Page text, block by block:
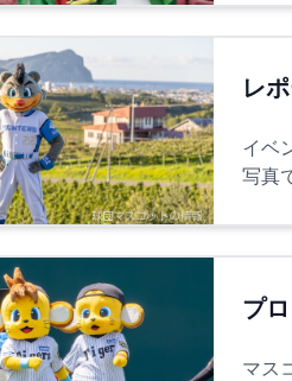
レ
イベ
写真
プ
マス